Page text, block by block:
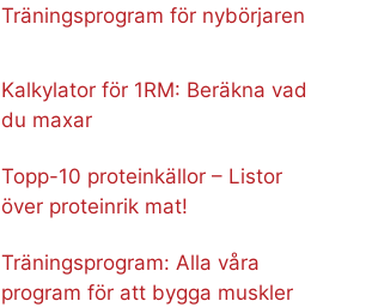
Träningsprogram för nybörjaren
Kalkylator för 1RM: Beräkna vad
du maxar
Topp-10 proteinkällor – Listor
över proteinrik mat!
Träningsprogram: Alla våra
program för att bygga muskler